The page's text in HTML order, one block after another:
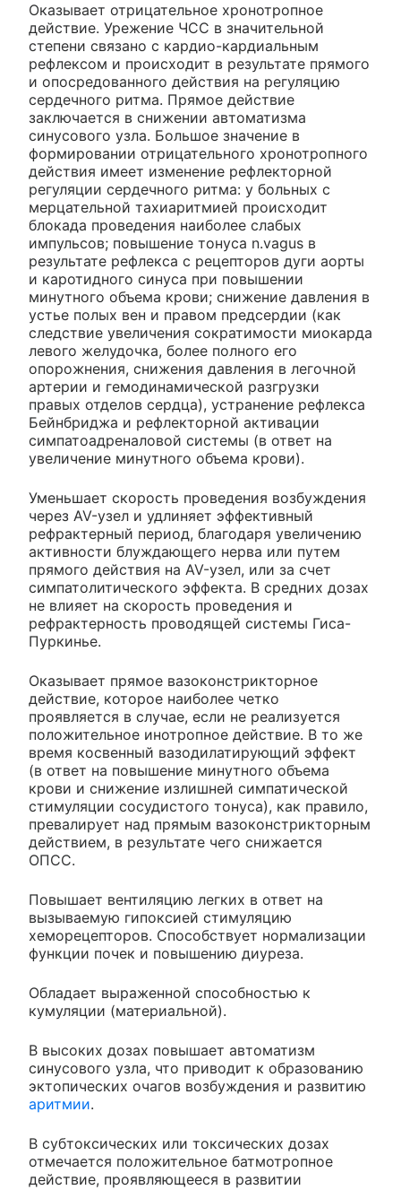
Оказывает отрицательное хронотропное
действие. Урежение ЧСС в значительной
степени связано с кардио-кардиальным
рефлексом и происходит в результате прямого
и опосредованного действия на регуляцию
сердечного ритма. Прямое действие
заключается в снижении автоматизма
синусового узла. Большое значение в
формировании отрицательного хронотропного
действия имеет изменение рефлекторной
регуляции сердечного ритма: у больных с
мерцательной тахиаритмией происходит
блокада проведения наиболее слабых
импульсов; повышение тонуса n.vagus в
результате рефлекса с рецепторов дуги аорты
и каротидного синуса при повышении
минутного объема крови; снижение давления в
устье полых вен и правом предсердии (как
следствие увеличения сократимости миокарда
левого желудочка, более полного его
опорожнения, снижения давления в легочной
артерии и гемодинамической разгрузки
правых отделов сердца), устранение рефлекса
Бейнбриджа и рефлекторной активации
симпатоадреналовой системы (в ответ на
увеличение минутного объема крови).
Уменьшает скорость проведения возбуждения
через AV-узел и удлиняет эффективный
рефрактерный период, благодаря увеличению
активности блуждающего нерва или путем
прямого действия на AV-узел, или за счет
симпатолитического эффекта. В средних дозах
не влияет на скорость проведения и
рефрактерность проводящей системы Гиса-
Пуркинье.
Оказывает прямое вазоконстрикторное
действие, которое наиболее четко
проявляется в случае, если не реализуется
положительное инотропное действие. В то же
время косвенный вазодилатирующий эффект
(в ответ на повышение минутного объема
крови и снижение излишней симпатической
стимуляции сосудистого тонуса), как правило,
превалирует над прямым вазоконстрикторным
действием, в результате чего снижается
ОПСС.
Повышает вентиляцию легких в ответ на
вызываемую гипоксией стимуляцию
хеморецепторов. Способствует нормализации
функции почек и повышению диуреза.
Обладает выраженной способностью к
кумуляции (материальной).
В высоких дозах повышает автоматизм
синусового узла, что приводит к образованию
эктопических очагов возбуждения и развитию
аритмии.
В субтоксических или токсических дозах
отмечается положительное батмотропное
действие, проявляющееся в развитии